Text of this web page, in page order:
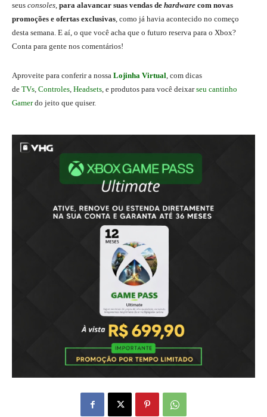
seus consoles, para alavancar suas vendas de hardware com novas
promoções e ofertas exclusivas, como já havia acontecido no começo
desta semana. E aí, o que você acha que o futuro reserva para o Xbox?
Conta para gente nos comentários!
Aproveite para conferir a nossa Lojinha Virtual, com dicas
de TVs, Controles, Headsets, e produtos para você deixarseu cantinho
Gamerdo jeito que quiser.